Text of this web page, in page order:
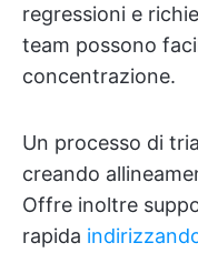
regressioni e
team possono
concentrazione.
Un processo di
creando
Offre inoltre
rapida